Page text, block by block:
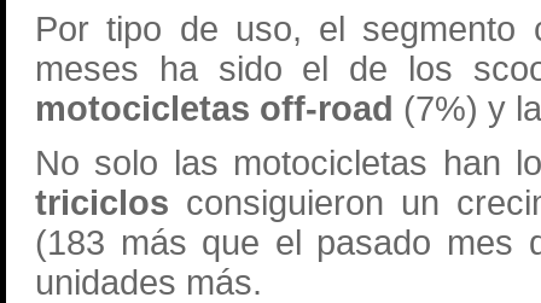
Por tipo de uso, el segmento
meses ha sido el de los
motocicletas off-road (7%) y
No solo las motocicletas han
triciclos consiguieron un
(183 más que el pasado
unidades más.